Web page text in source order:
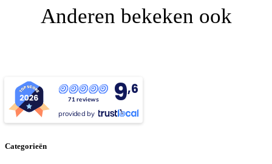
Anderen bekeken ook
71 reviews 9,6
provided by
Categorieën